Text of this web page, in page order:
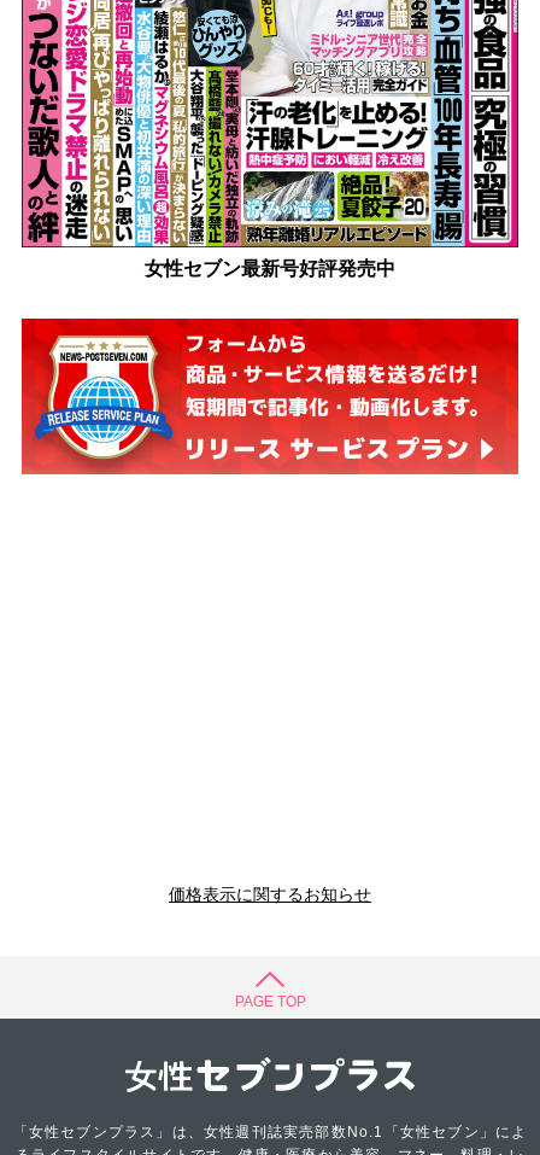
女性セブン最新号好評発売中
価格表示に関するお知らせ
PAGE TOP
「女性セブンプラス」は、女性週刊誌実売部数No.1「女性セブン」によ